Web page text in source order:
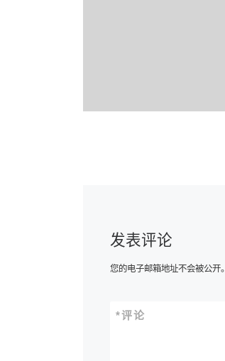
发表评论
您的电子邮箱地址不会被公开。
评论
*